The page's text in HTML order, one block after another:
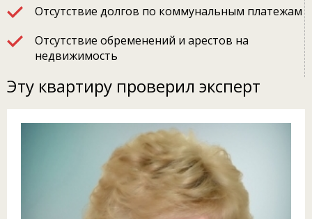
Отсутствие долгов по коммунальным платежам
Отсутствие обременений и арестов на
недвижимость
Эту квартиру проверил эксперт